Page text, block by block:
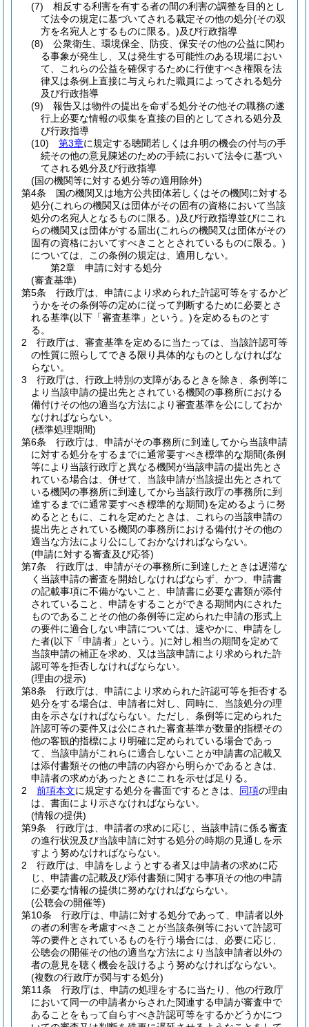
(7)
相反する利害を有する者の間の利害の調整を目的とし
て法令の規定に基づいてされる裁定その他の処分(その双
方を名宛人とするものに限る。)及び行政指導
(8)
公衆衛生、環境保全、防疫、保安その他の公益に関わ
る事象が発生し、又は発生する可能性のある現場におい
て、これらの公益を確保するために行使すべき権限を法
律又は条例上直接に与えられた職員によってされる処分
及び行政指導
(9)
報告又は物件の提出を命ずる処分その他その職務の遂
行上必要な情報の収集を直接の目的としてされる処分及
び行政指導
(10)
第3章に規定する聴聞若しくは弁明の機会の付与の手
続その他の意見陳述のための手続において法令に基づい
てされる処分及び行政指導
(国の機関等に対する処分等の適用除外)
第4条
国の機関又は地方公共団体若しくはその機関に対する
処分(これらの機関又は団体がその固有の資格において当該
処分の名宛人となるものに限る。)及び行政指導並びにこれ
らの機関又は団体がする届出(これらの機関又は団体がその
固有の資格においてすべきこととされているものに限る。)
については、この条例の規定は、適用しない。
第2章
申請に対する処分
(審査基準)
第5条
行政庁は、申請により求められた許認可等をするかど
うかをその条例等の定めに従って判断するために必要とさ
れる基準(以下「審査基準」という。)を定めるものとす
る。
2
行政庁は、審査基準を定めるに当たっては、当該許認可等
の性質に照らしてできる限り具体的なものとしなければな
らない。
3
行政庁は、行政上特別の支障があるときを除き、条例等に
より当該申請の提出先とされている機関の事務所における
備付けその他の適当な方法により審査基準を公にしておか
なければならない。
(標準処理期間)
第6条
行政庁は、申請がその事務所に到達してから当該申請
に対する処分をするまでに通常要すべき標準的な期間(条例
等により当該行政庁と異なる機関が当該申請の提出先とさ
れている場合は、併せて、当該申請が当該提出先とされて
いる機関の事務所に到達してから当該行政庁の事務所に到
達するまでに通常要すべき標準的な期間)を定めるように努
めるとともに、これを定めたときは、これらの当該申請の
提出先とされている機関の事務所における備付けその他の
適当な方法により公にしておかなければならない。
(申請に対する審査及び応答)
第7条
行政庁は、申請がその事務所に到達したときは遅滞な
く当該申請の審査を開始しなければならず、かつ、申請書
の記載事項に不備がないこと、申請書に必要な書類が添付
されていること、申請をすることができる期間内にされた
ものであることその他の条例等に定められた申請の形式上
の要件に適合しない申請については、速やかに、申請をし
た者(以下「申請者」という。)に対し相当の期間を定めて
当該申請の補正を求め、又は当該申請により求められた許
認可等を拒否しなければならない。
(理由の提示)
第8条
行政庁は、申請により求められた許認可等を拒否する
処分をする場合は、申請者に対し、同時に、当該処分の理
由を示さなければならない。 ただし、条例等に定められた
許認可等の要件又は公にされた審査基準が数量的指標その
他の客観的指標により明確に定められている場合であっ
て、当該申請がこれらに適合しないことが申請書の記載又
は添付書類その他の申請の内容から明らかであるときは、
申請者の求めがあったときにこれを示せば足りる。
2
前項本文に規定する処分を書面でするときは、 同項の理由
は、書面により示さなければならない。
(情報の提供)
第9条
行政庁は、申請者の求めに応じ、当該申請に係る審査
の進行状況及び当該申請に対する処分の時期の見通しを示
すよう努めなければならない。
2
行政庁は、申請をしようとする者又は申請者の求めに応
じ、申請書の記載及び添付書類に関する事項その他の申請
に必要な情報の提供に努めなければならない。
(公聴会の開催等)
第10条
行政庁は、申請に対する処分であって、申請者以外
の者の利害を考慮すべきことが当該条例等において許認可
等の要件とされているものを行う場合には、必要に応じ、
公聴会の開催その他の適当な方法により当該申請者以外の
者の意見を聴く機会を設けるよう努めなければならない。
(複数の行政庁が関与する処分)
第11条
行政庁は、申請の処理をするに当たり、他の行政庁
において同一の申請者からされた関連する申請が審査中で
あることをもって自らすべき許認可等をするかどうかにつ